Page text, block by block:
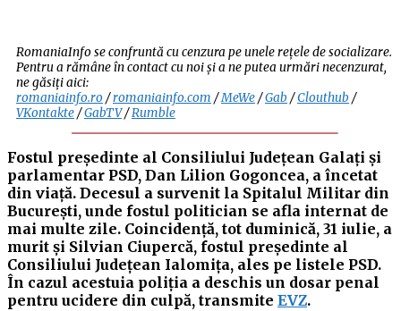
RomaniaInfo se confruntă cu cenzura pe unele rețele de socializare.
Pentru a rămâne în contact cu noi și a ne putea urmări necenzurat,
ne găsiți aici:
romaniainfo.ro/romaniainfo.com /MeWe/Gab /Clouthub /
VKontakte/GabTV/Rumble
Fostul președinte al Consiliului Județean Galați și
parlamentar PSD, Dan Lilion Gogoncea, a încetat
din viață. Decesul a survenit la Spitalul Militar din
București, unde fostul politician se afla internat de
mai multe zile. Coincidență, tot duminică, 31 iulie, a
murit și Silvian Ciupercă, fostul președinte al
Consiliului Județean Ialomița, ales pe listele PSD.
În cazul acestuia poliția a deschis un dosar penal
pentru ucidere din culpă, transmite EVZ.